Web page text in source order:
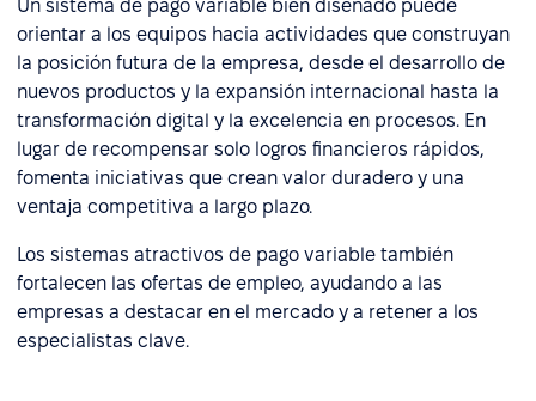
Un sistema de pago variable bien diseñado puede
orientar a los equipos hacia actividades que construyan
la posición futura de la empresa, desde el desarrollo de
nuevos productos y la expansión internacional hasta la
transformación digital y la excelencia en procesos. En
lugar de recompensar solo logros financieros rápidos,
fomenta iniciativas que crean valor duradero y una
ventaja competitiva a largo plazo.
Los sistemas atractivos de pago variable también
fortalecen las ofertas de empleo, ayudando a las
empresas a destacar en el mercado y a retener a los
especialistas clave.